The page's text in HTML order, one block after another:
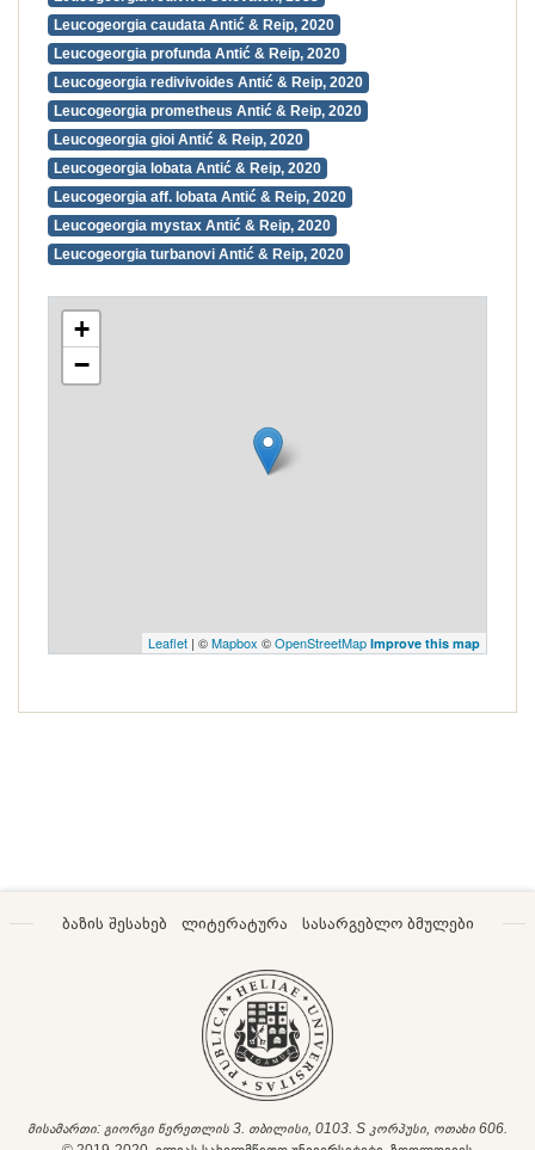
Leucogeorgia caudata Antić & Reip, 2020
Leucogeorgia profunda Antić & Reip, 2020
Leucogeorgia redivivoides Antić & Reip, 2020
Leucogeorgia prometheus Antić & Reip, 2020
Leucogeorgia gioi Antić & Reip, 2020
Leucogeorgia lobata Antić & Reip, 2020
Leucogeorgia aff. lobata Antić & Reip, 2020
Leucogeorgia mystax Antić & Reip, 2020
Leucogeorgia turbanovi Antić & Reip, 2020
+
−
Leaflet | ©Mapbox ©OpenStreetMap Improve this map
ბაზის შესახებ ლიტერატურა სასარგებლო ბმულები
მისამართი: გიორგი წერეთლის 3. თბილისი, 0103. S კორპუსი, ოთახი 606.